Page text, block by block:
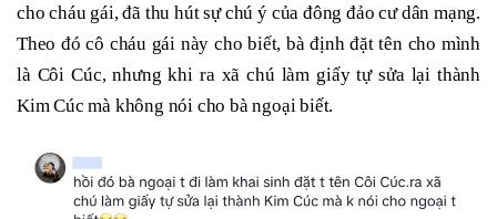
cho cháu gái, đã thu hút sự chú ý của đông đảo cư dân mạng.
Theo đó cô cháu gái này cho biết, bà định đặt tên cho mình
là Côi Cúc, nhưng khi ra xã chú làm giấy tự sửa lại thành
Kim Cúc mà không nói cho bà ngoại biết.